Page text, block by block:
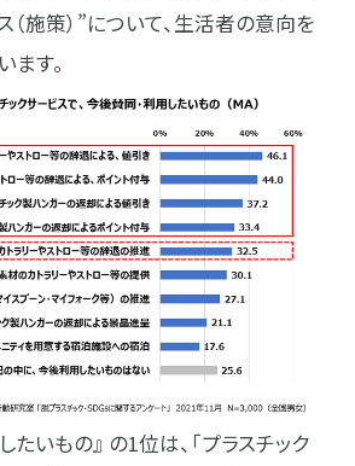
（施策）”について、生活者の意向を
ます。
たいもの』 の1位は、「プラスチック